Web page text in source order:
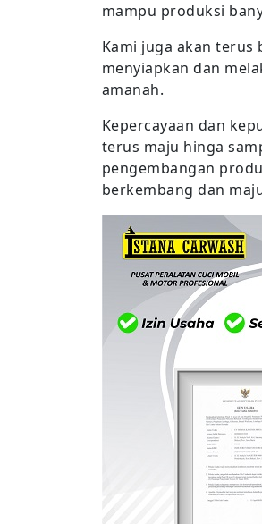
mampu produksi
Kami juga akan terus
menyiapkan dan
amanah.
Kepercayaan dan
terus maju hinga
pengembangan
berkembang dan